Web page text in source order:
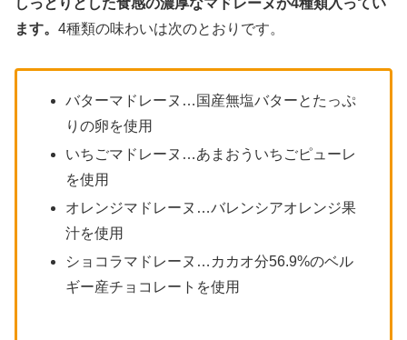
しっとりとした食感の濃厚なマドレーヌが4種類入ってい
ます。 4種類の味わいは次のとおりです。
バターマドレーヌ…国産無塩バターとたっぷ
りの卵を使用
いちごマドレーヌ…あまおういちごピューレ
を使用
オレンジマドレーヌ…バレンシアオレンジ果
汁を使用
ショコラマドレーヌ…カカオ分56.9%のベル
ギー産チョコレートを使用